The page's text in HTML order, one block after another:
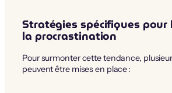
Stratégies spécifiques
la procrastination
Pour surmonter cette tendance,
peuvent être mises en place :